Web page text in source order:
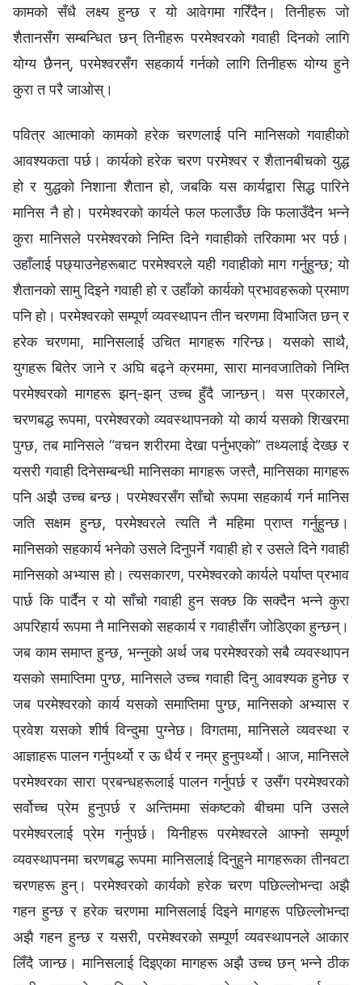
कामको सँधै लक्ष्य हुन्छ र यो आवेगमा गरिँदैन। तिनीहरू जो
शैतानसँग सम्‍बन्धित छन् तिनीहरू परमेश्‍वरको गवाही दिनको लागि
योग्य छैनन्, परमेश्‍वरसँग सहकार्य गर्नको लागि तिनीहरू योग्य हुने
कुरा त परै जाओस्।
पवित्र आत्माको कामको हरेक चरणलाई पनि मानिसको गवाहीको
आवश्यकता पर्छ। कार्यको हरेक चरण परमेश्‍वर र शैतानबीचको युद्ध
हो र युद्धको निशाना शैतान हो, जबकि यस कार्यद्वारा सिद्ध पारिने
मानिस नै हो। परमेश्‍वरको कार्यले फल फलाउँछ कि फलाउँदैन भन्‍ने
कुरा मानिसले परमेश्‍वरको निम्ति दिने गवाहीको तरिकामा भर पर्छ।
उहाँलाई पछ्याउनेहरूबाट परमेश्‍वरले यही गवाहीको माग गर्नुहुन्छ; यो
शैतानको सामु दिइने गवाही हो र उहाँको कार्यको प्रभावहरूको प्रमाण
पनि हो। परमेश्‍वरको सम्पूर्ण व्यवस्थापन तीन चरणमा विभाजित छन् र
हरेक चरणमा, मानिसलाई उचित मागहरू गरिन्छ। यसको साथै,
युगहरू बितेर जाने र अघि बढ्ने क्रममा, सारा मानवजातिको निम्ति
परमेश्‍वरको मागहरू झन्-झन् उच्‍च हुँदै जान्छन्। यस प्रकारले,
चरणबद्ध रूपमा, परमेश्‍वरको व्यवस्थापनको यो कार्य यसको शिखरमा
पुग्छ, तब मानिसले “वचन शरीरमा देखा पर्नुभएको” तथ्यलाई देख्छ र
यसरी गवाही दिनेसम्‍बन्धी मानिसका मागहरू जस्तै, मानिसका मागहरू
पनि अझै उच्‍च बन्छ। परमेश्‍वरसँग साँचो रूपमा सहकार्य गर्न मानिस
जति सक्षम हुन्छ, परमेश्‍वरले त्यति नै महिमा प्राप्त गर्नुहुन्छ।
मानिसको सहकार्य भनेको उसले दिनुपर्ने गवाही हो र उसले दिने गवाही
मानिसको अभ्यास हो। त्यसकारण, परमेश्‍वरको कार्यले पर्याप्त प्रभाव
पार्छ कि पार्दैन र यो साँचो गवाही हुन सक्छ कि सक्दैन भन्‍ने कुरा
अपरिहार्य रूपमा नै मानिसको सहकार्य र गवाहीसँग जोडिएका हुन्छन्।
जब काम समाप्‍त हुन्छ, भन्‍नुको अर्थ जब परमेश्‍वरको सबै व्यवस्थापन
यसको समाप्तिमा पुग्छ, मानिसले उच्‍च गवाही दिनु आवश्यक हुनेछ र
जब परमेश्‍वरको कार्य यसको समाप्तिमा पुग्छ, मानिसको अभ्यास र
प्रवेश यसको शीर्ष विन्दुमा पुग्‍नेछ। विगतमा, मानिसले व्यवस्था र
आज्ञाहरू पालन गर्नुपर्थ्यो र ऊ धैर्य र नम्र हुनुपर्थ्यो। आज, मानिसले
परमेश्‍वरका सारा प्रबन्धहरूलाई पालन गर्नुपर्छ र उसँग परमेश्‍वरको
सर्वोच्‍च प्रेम हुनुपर्छ र अन्तिममा संकष्टको बीचमा पनि उसले
परमेश्‍वरलाई प्रेम गर्नुपर्छ। यिनीहरू परमेश्‍वरले आफ्‍नो सम्पूर्ण
व्यवस्थापनमा चरणबद्ध रूपमा मानिसलाई दिनुहुने मागहरूका तीनवटा
चरणहरू हुन्। परमेश्‍वरको कार्यको हरेक चरण पछिल्‍लोभन्दा अझै
गहन हुन्छ र हरेक चरणमा मानिसलाई दिइने मागहरू पछिल्‍लोभन्दा
अझै गहन हुन्छ र यसरी, परमेश्‍वरको सम्पूर्ण व्यवस्थापनले आकार
लिँदै जान्छ। मानिसलाई दिइएका मागहरू अझै उच्‍च छन् भन्‍ने ठीक